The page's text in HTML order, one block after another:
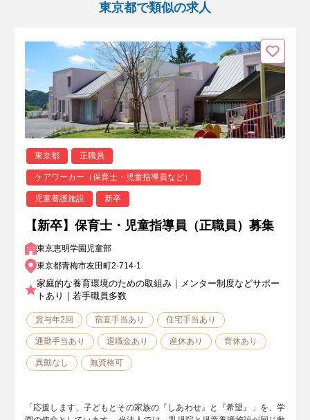
東京都で類似の求人
東京都 正職員
ケアワーカー（保育士・児童指導員など）
児童養護施設 新卒
【新卒】保育士・児童指導員（正職員）募集
東京恵明学園児童部
東京都青梅市友田町2-714-1
家庭的な養育環境のための取組み｜メンター制度などサポー
トあり｜若手職員多数
賞与年2回 宿直手当あり 住宅手当あり
通勤手当あり 退職金あり 産休あり 育休あり
異動なし 無資格可
「応援します、子どもとその家族の『しあわせ』と『希望』」を、学